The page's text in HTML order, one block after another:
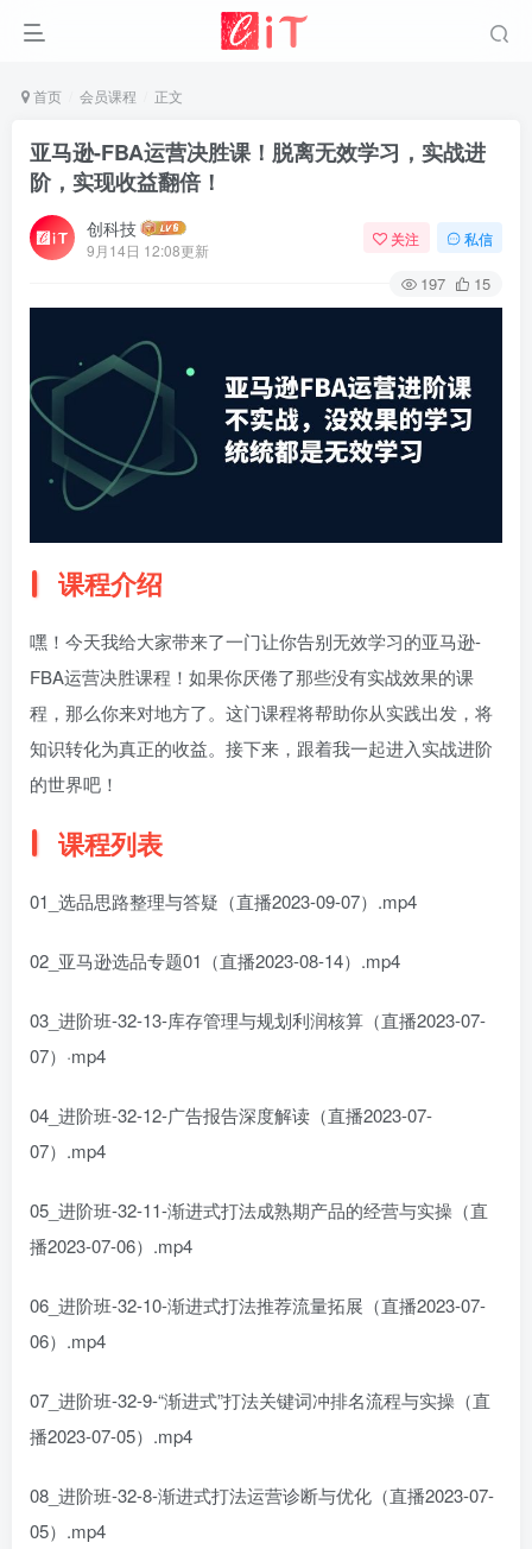
首页 会员课程 正文
亚马逊-FBA运营决胜课！脱离无效学习，实战进
阶，实现收益翻倍！
创科技
9月14日 12:08更新
关注 私信
197 15
课程介绍
嘿！今天我给大家带来了一门让你告别无效学习的亚马逊-
FBA运营决胜课程！如果你厌倦了那些没有实战效果的课
程，那么你来对地方了。这门课程将帮助你从实践出发，将
知识转化为真正的收益。接下来，跟着我一起进入实战进阶
的世界吧！
课程列表
01_选品思路整理与答疑（直播2023-09-07）.mp4
02_亚马逊选品专题01（直播2023-08-14）.mp4
03_进阶班-32-13-库存管理与规划利润核算（直播2023-07-
07）·mp4
04_进阶班-32-12-广告报告深度解读（直播2023-07-
07）.mp4
05_进阶班-32-11-渐进式打法成熟期产品的经营与实操（直
播2023-07-06）.mp4
06_进阶班-32-10-渐进式打法推荐流量拓展（直播2023-07-
06）.mp4
07_进阶班-32-9-“渐进式”打法关键词冲排名流程与实操（直
播2023-07-05）.mp4
08_进阶班-32-8-渐进式打法运营诊断与优化（直播2023-07-
05）.mp4